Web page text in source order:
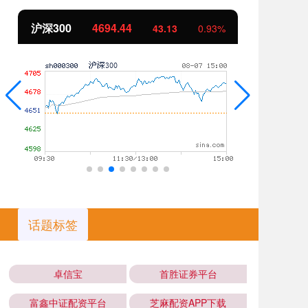
沪深300 4694.44 43.13 0.93%
话题标签
卓信宝 首胜证券平台
富鑫中证配资平台 芝麻配资APP下载